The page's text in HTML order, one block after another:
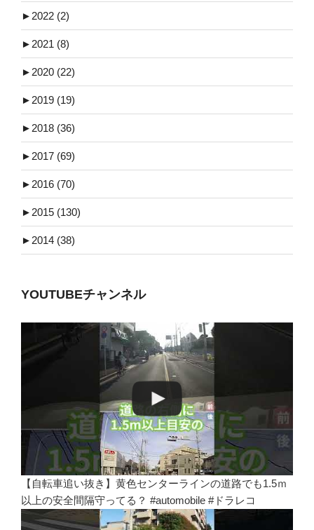
► 2022 (2)
► 2021 (8)
► 2020 (22)
► 2019 (19)
► 2018 (36)
► 2017 (69)
► 2016 (70)
► 2015 (130)
► 2014 (38)
YOUTUBEチャンネル
【自転車追い抜き】黄色センターラインの道路でも1.5ｍ
以上の安全間隔守ってる？ #automobile #ドラレコ